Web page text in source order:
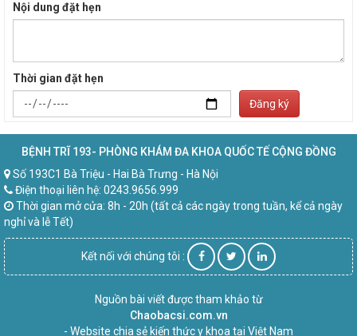
Nội dung đặt hẹn
Thời gian đặt hẹn
Đăng ký
BỆNH TRĨ 193- PHÒNG KHÁM ĐA KHOA QUỐC TẾ CỘNG ĐỒNG
Số 193C1 Bà Triệu - Hai Bà Trưng - Hà Nội
Điện thoại liên hệ: 0243.9656.999
Thời gian mở cửa: 8h - 20h (tất cả các ngày trong tuần, kể cả ngày
nghỉ và lễ Tết)
Kết nối với chúng tôi :
Nguồn bài viết được tham khảo từ
Chaobacsi.com.vn
- Website chia sẻ kiến thức y khoa tại Việt Nam